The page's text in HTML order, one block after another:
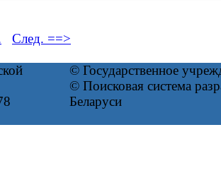
След. ==>
© Государственное
© Поисковая система
Беларуси